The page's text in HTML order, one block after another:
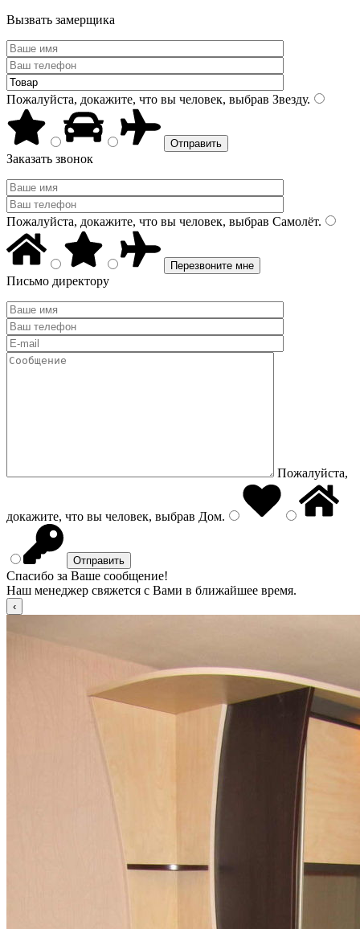
Вызвать замерщика
Пожалуйста, докажите, что вы человек, выбрав Звезду.
Заказать звонок
Пожалуйста, докажите, что вы человек, выбрав Самолёт.
Письмо директору
Пожалуйста,
докажите, что вы человек, выбрав Дом.
Спасибо за Ваше сообщение!
Наш менеджер свяжется с Вами в ближайшее время.